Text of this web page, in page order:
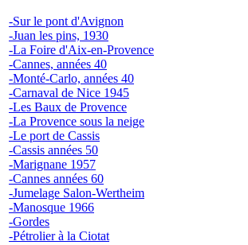
-Sur le pont d'Avignon
-Juan les pins, 1930
-La Foire d'Aix-en-Provence
-Cannes, années 40
-Monté-Carlo, années 40
-Carnaval de Nice 1945
-Les Baux de Provence
-La Provence sous la neige
-Le port de Cassis
-Cassis années 50
-Marignane 1957
-Cannes années 60
-Jumelage Salon-Wertheim
-Manosque 1966
-Gordes
-Pétrolier à la Ciotat